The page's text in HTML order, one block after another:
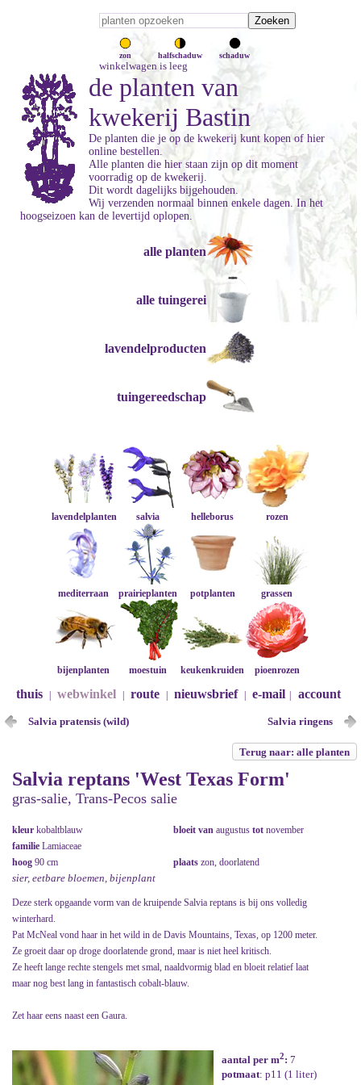
zon halfschaduw schaduw
winkelwagen is leeg
de planten van
kwekerij Bastin
De planten die je op de kwekerij kunt kopen of hier
online bestellen.
Alle planten die hier staan zijn op dit moment
voorradig op de kwekerij.
Dit wordt dagelijks bijgehouden.
Wij verzenden normaal binnen enkele dagen. In het
hoogseizoen kan de levertijd oplopen.
alle planten
alle tuingerei
lavendelproducten
tuingereedschap
lavendelplanten salvia helleborus rozen
mediterraan prairieplanten potplanten grassen
bijenplanten moestuin keukenkruiden pioenrozen
thuis webwinkel route nieuwsbrief e-mail account
Salvia pratensis (wild) Salvia ringens
Terug naar: alle planten
Salvia reptans 'West Texas Form'
gras-salie, Trans-Pecos salie
kleur kobaltblauw bloeit van augustus tot november
familie Lamiaceae
hoog 90 cm plaats zon, doorlatend
sier, eetbare bloemen, bijenplant
Deze sterk opgaande vorm van de kruipende Salvia reptans is bij ons volledig
winterhard.
Pat McNeal vond haar in het wild in de Davis Mountains, Texas, op 1200 meter.
Ze groeit daar op droge doorlatende grond, maar is niet heel kritisch.
Ze heeft lange rechte stengels met smal, naaldvormig blad en bloeit relatief laat
maar nog best lang in fantastisch cobalt-blauw.
Zet haar eens naast een Gaura.
aantal per m2: 7
potmaat: p11 (1 liter)